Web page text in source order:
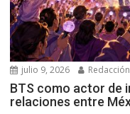
julio 9, 2026 Redacción
BTS como actor de
relaciones entre